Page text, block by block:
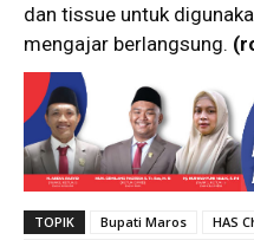
dan tissue untuk
mengajar berlangsung.
TOPIK Bupati Maros HAS